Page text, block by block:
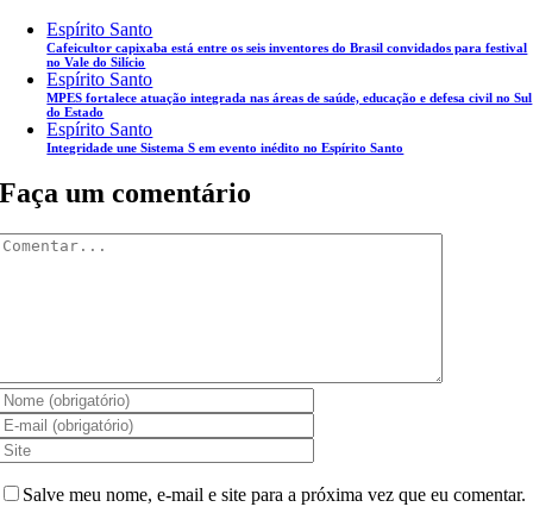
Espírito Santo
Cafeicultor capixaba está entre os seis inventores do Brasil convidados para festival
no Vale do Silício
Espírito Santo
MPES fortalece atuação integrada nas áreas de saúde, educação e defesa civil no Sul
do Estado
Espírito Santo
Integridade une Sistema S em evento inédito no Espírito Santo
Faça um comentário
Salve meu nome, e-mail e site para a próxima vez que eu comentar.